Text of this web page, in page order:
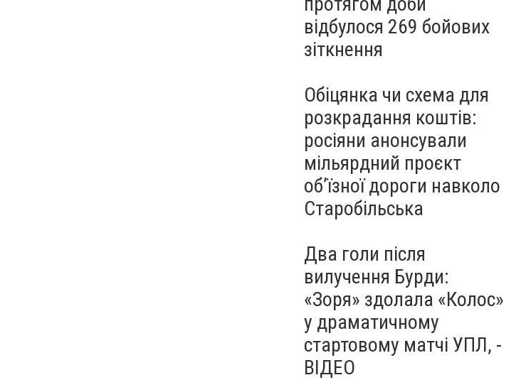
відбулося 269 бойових
зіткнення
Обіцянка чи схема для
розкрадання коштів:
росіяни анонсували
мільярдний проєкт
об’їзної дороги навколо
Старобільська
Два голи після
вилучення Бурди:
«Зоря» здолала «Колос»
у драматичному
стартовому матчі УПЛ, -
ВІДЕО